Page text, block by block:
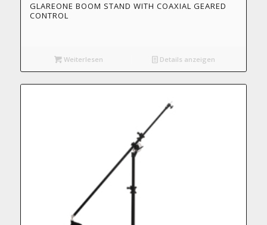
GLAREONE BOOM STAND WITH COAXIAL GEARED
CONTROL
Weiterlesen Details anzeigen